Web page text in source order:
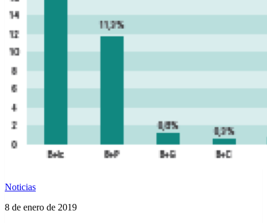
Noticias
8 de enero de 2019